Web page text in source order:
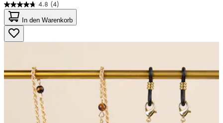
4.8 (4)
4.8
von
5
Sternen.
4
In den Warenkorb